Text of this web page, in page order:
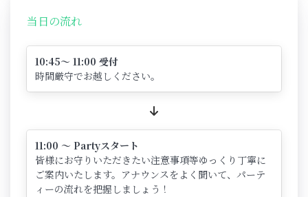
当日の流れ
10:45～ 11:00 受付
時間厳守でお越しください。
11:00 ～ Partyスタート
皆様にお守りいただきたい注意事項等ゆっくり丁寧に
ご案内いたします。アナウンスをよく聞いて、パーテ
ィーの流れを把握しましょう！